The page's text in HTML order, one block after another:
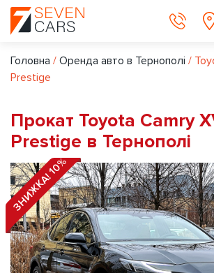
Головна / Оренда авто в Тернополі /
Prestige
Прокат Toyota Camry
Prestige в Тернополі
ЗНИЖКА! 10%